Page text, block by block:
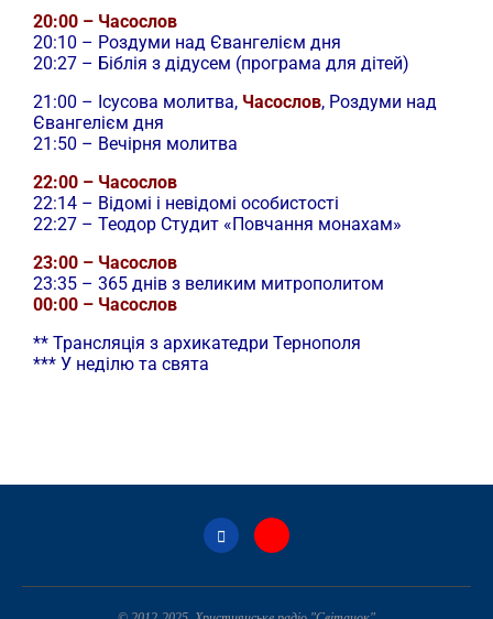
20:00 – Часослов
20:10 – Роздуми над Євангелієм дня
20:27 – Біблія з дідусем (програма для дітей)
21:00 – Ісусова молитва, Часослов, Роздуми над
Євангелієм дня
21:50 – Вечірня молитва
22:00 – Часослов
22:14 – Відомі і невідомі особистості
22:27 – Теодор Студит «Повчання монахам»
23:00 – Часослов
23:35 – 365 днів з великим митрополитом
00:00 – Часослов
** Трансляція з архикатедри Тернополя
*** У неділю та свята